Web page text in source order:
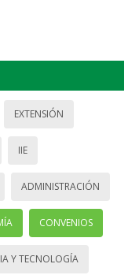
EXTENSIÓN
IIE
ADMINISTRACIÓN
CONVENIOS
Y TECNOLOGÍA